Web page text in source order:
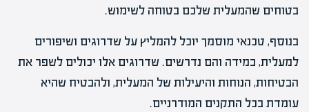
בטוחים שהמעלית שלכם בטוחה לשימוש.
בנוסף, טכנאי מוסמך יוכל להמליץ על שדרוגים ושיפורים
למעלית, במידה והם נדרשים. שדרוגים אלו יכולים לשפר את
הבטיחות, הנוחות והיעילות של המעלית, ולהבטיח שהיא
עומדת בכל התקנים המודרניים.